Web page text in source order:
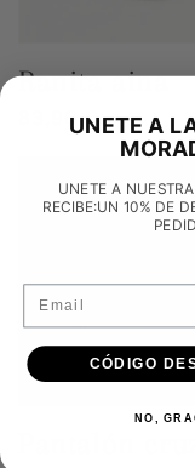
ranita aina
Precio
83,90 €UNETE A
UNETE A
RECIBE:UN 10% DE
Email
CÓDIGO
NO,